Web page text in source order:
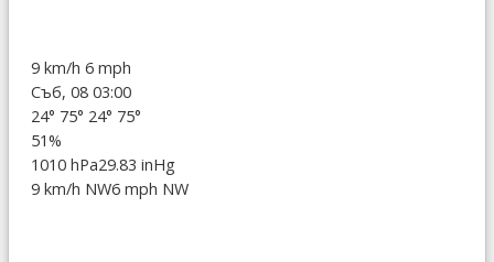
9 km/h 6 mph
Съб, 08 03:00
24° 75° 24° 75°
51%
1010 hPa29.83 inHg
9 km/h NW6 mph NW